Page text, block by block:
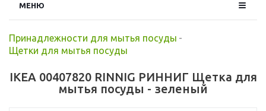
МЕНЮ
Принадлежности для мытья посуды -
Щетки для мытья посуды
IKEA 00407820 RINNIG РИННИГ Щетка для
мытья посуды - зеленый